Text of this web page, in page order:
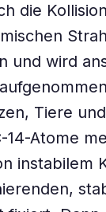
die
und wird
Tiere
14-Atome
instabilem